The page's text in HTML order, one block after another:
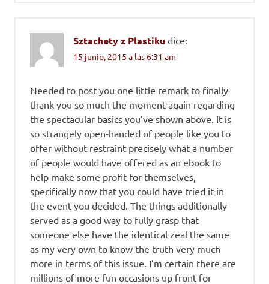
Sztachety z Plastiku dice:
15 junio, 2015 a las 6:31 am
Needed to post you one little remark to finally
thank you so much the moment again regarding
the spectacular basics you’ve shown above. It is
so strangely open-handed of people like you to
offer without restraint precisely what a number
of people would have offered as an ebook to
help make some profit for themselves,
specifically now that you could have tried it in
the event you decided. The things additionally
served as a good way to fully grasp that
someone else have the identical zeal the same
as my very own to know the truth very much
more in terms of this issue. I’m certain there are
millions of more fun occasions up front for